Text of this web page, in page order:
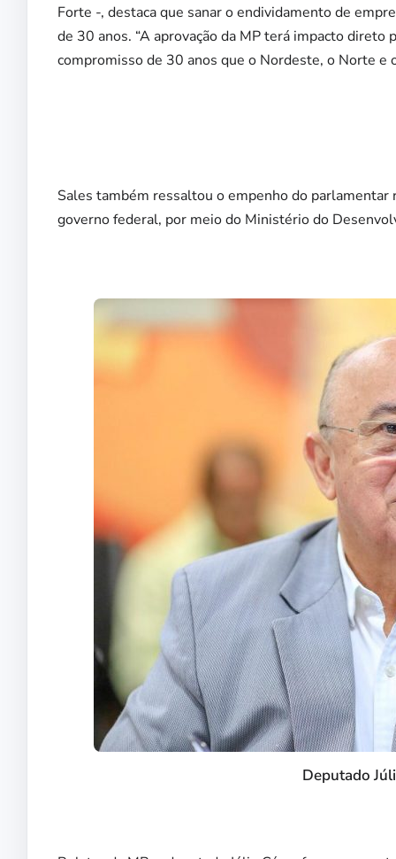
Forte -, destaca que sanar o endividamento de
de 30 anos. “A aprovação da MP terá impacto direto
compromisso de 30 anos que o Nordeste, o Norte e
Sales também ressaltou o empenho do
governo federal, por meio do Ministério do
Deputado